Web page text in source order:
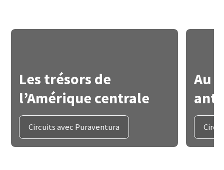
Les trésors de
l’Amérique centrale
Circuits avec Puraventura
Au